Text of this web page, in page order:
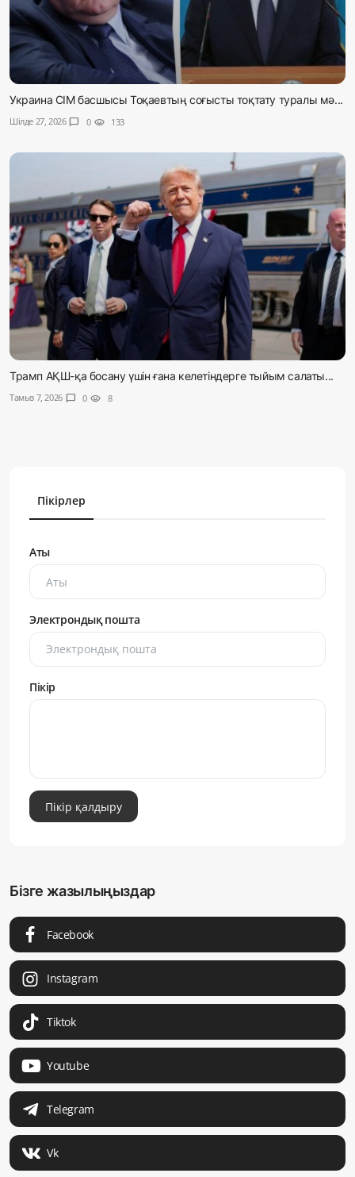
Украина СІМ басшысы Тоқаевтың соғысты тоқтату туралы мә...
Шілде 27, 2026 chat_bubble 0 visibility 133
Трамп АҚШ-қа босану үшін ғана келетіндерге тыйым салаты...
Тамыз 7, 2026 chat_bubble 0 visibility 8
Пікірлер
Аты
Электрондық пошта
Пікір
Пікір қалдыру
Бізге жазылыңыздар
Facebook
Instagram
Tiktok
Youtube
Telegram
Vk